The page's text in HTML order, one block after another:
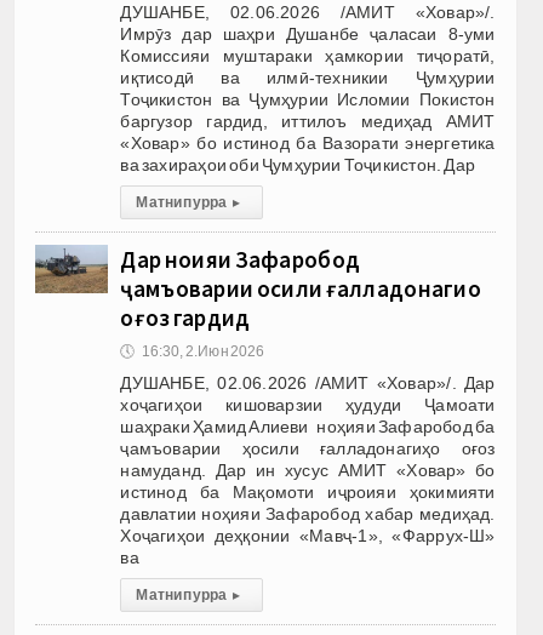
ДУШАНБЕ, 02.06.2026 /АМИТ «Ховар»/.
Имрӯз дар шаҳри Душанбе ҷаласаи 8-уми
Комиссияи муштараки ҳамкории тиҷоратӣ,
иқтисодӣ ва илмӣ-техникии Ҷумҳурии
Тоҷикистон ва Ҷумҳурии Исломии Покистон
баргузор гардид, иттилоъ медиҳад АМИТ
«Ховар» бо истинод ба Вазорати энергетика
ва захираҳои оби Ҷумҳурии Тоҷикистон. Дар
Матни пурра ▸
Дар ноҳияи Зафаробод
ҷамъоварии ҳосили ғалладонагиҳо
оғоз гардид
🕔 16:30, 2.Июн 2026
ДУШАНБЕ, 02.06.2026 /АМИТ «Ховар»/. Дар
хоҷагиҳои кишоварзии ҳудуди Ҷамоати
шаҳраки Ҳамид Алиеви ноҳияи Зафаробод ба
ҷамъоварии ҳосили ғалладонагиҳо оғоз
намуданд. Дар ин хусус АМИТ «Ховар» бо
истинод ба Мақомоти иҷроияи ҳокимияти
давлатии ноҳияи Зафаробод хабар медиҳад.
Хоҷагиҳои деҳқонии «Мавҷ-1», «Фаррух-Ш»
ва
Матни пурра ▸